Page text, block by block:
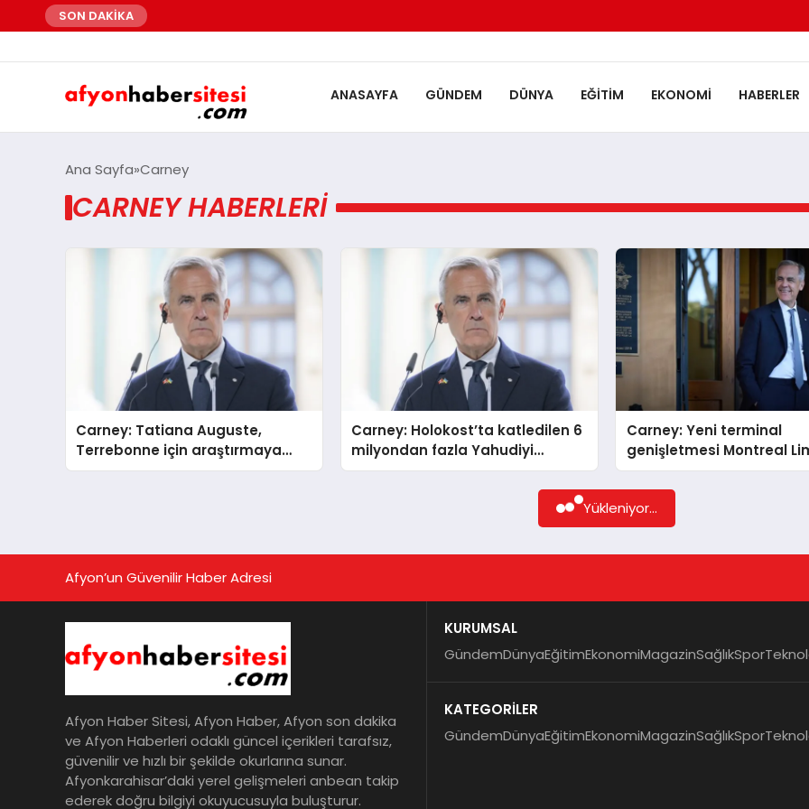
SON DAKİKA
ANASAYFA GÜNDEM DÜNYA EĞITIM EKONOMI HABERLER
Ana Sayfa Carney
CARNEY HABERLERI
Carney: Tatiana Auguste,
Terrebonne için araştırmaya
devam edecek
Carney: Holokost’ta katledilen 6
milyondan fazla Yahudiyi
anıyoruz
Carney: Yeni terminal
genişletmesi Montreal
dönüştürecek
Yükleniyor...
Afyon’un Güvenilir Haber Adresi
Afyon Haber Sitesi, Afyon Haber, Afyon son dakika
ve Afyon Haberleri odaklı güncel içerikleri tarafsız,
güvenilir ve hızlı bir şekilde okurlarına sunar.
Afyonkarahisar’daki yerel gelişmeleri anbean takip
ederek doğru bilgiyi okuyucusuyla buluşturur.
KURUMSAL
GündemDünyaEğitimEkonomiMagazinSağlıkSpor
KATEGORİLER
GündemDünyaEğitimEkonomiMagazinSağlıkSpor